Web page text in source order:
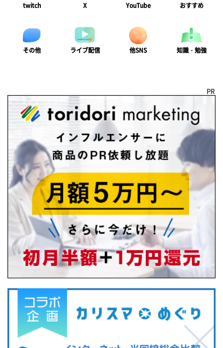
twitch X YouTube おすすめ
その他 ライブ配信 他SNS 知識・勉強
PR